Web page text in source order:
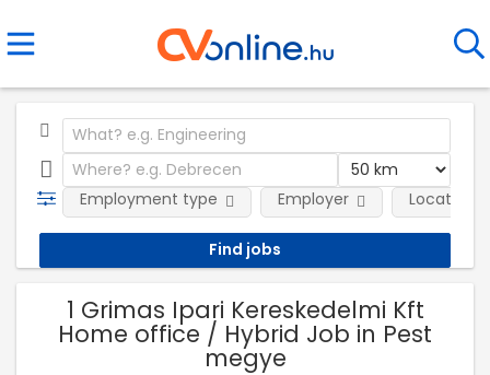
Employment type Employer Location
1 Grimas Ipari Kereskedelmi Kft
Home office / Hybrid Job in Pest
megye